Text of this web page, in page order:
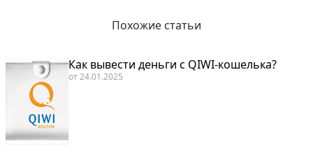
Похожие статьи
Как вывести деньги с QIWI-кошелька?
от24.01.2025